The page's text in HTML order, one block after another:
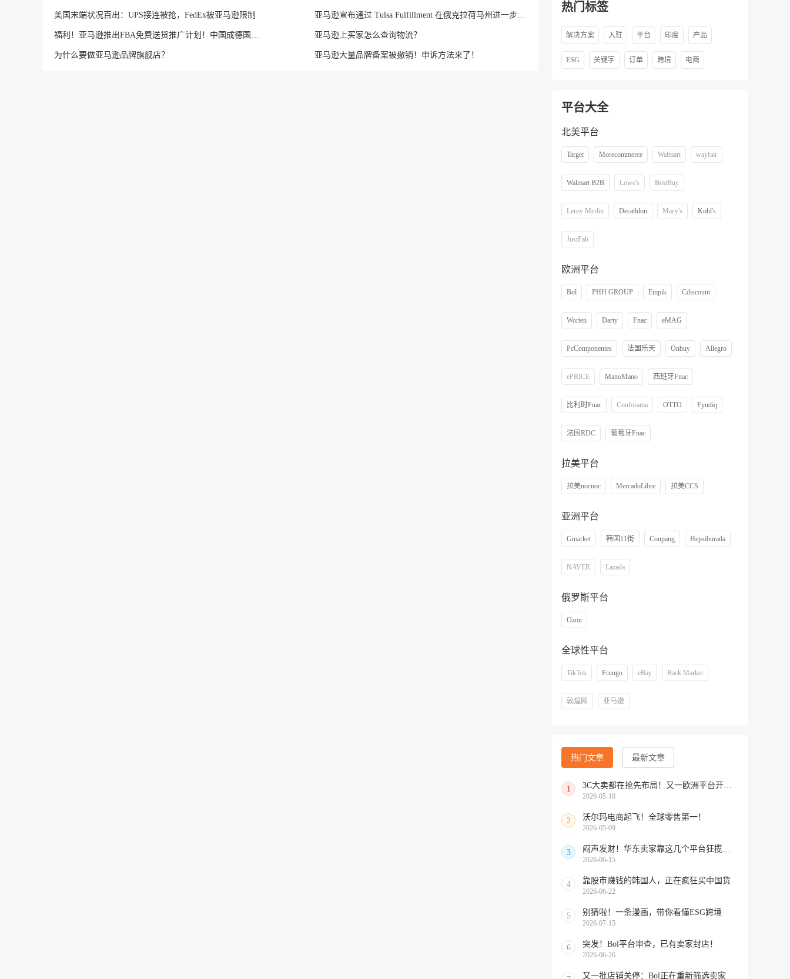
美国末端状况百出：UPS接连被抢，FedEx被亚马逊限制 亚马逊宣布通过 Tulsa Fulfillment 在俄克拉荷马州进一步扩张 中心
福利！亚马逊推出FBA免费送货推广计划！中国成德国最大出口国 亚马逊上买家怎么查询物流？
为什么要做亚马逊品牌旗舰店？ 亚马逊大量品牌备案被撤销！申诉方法来了！
热门标签
解决方案 入驻 平台 印度 产品
ESG 关键字 订单 跨境 电商
平台大全
北美平台
Target Morecommerce Walmart wayfair
Walmart B2B Lowe's BestBuy
Leroy Merlin Decathlon Macy's Kohl's
JustFab
欧洲平台
Bol PHH GROUP Empik Cdiscount
Worten Darty Fnac eMAG
PcComponentes 法国乐天 Onbuy Allegro
ePRICE ManoMano 西班牙Fnac
比利时Fnac Conforama OTTO Fyndiq
法国RDC 葡萄牙Fnac
拉美平台
拉美nocnoc MercadoLibre 拉美CCS
亚洲平台
Gmarket 韩国11街 Coupang Hepsiburada
NAVER Lazada
俄罗斯平台
Ozon
全球性平台
TikTok Fruugo eBay Back Market
敦煌网 亚马逊
热门文章 最新文章
1 3C大卖都在抢先布局！又一欧洲平台开放中国招商
2026-05-18
2 沃尔玛电商起飞！全球零售第一！
2026-05-09
3 闷声发财！华东卖家靠这几个平台狂揽北美订单，华南机会来了！
2026-06-15
4 靠股市赚钱的韩国人，正在疯狂买中国货
2026-06-22
5 别猜啦！一条漫画，带你看懂ESG跨境
2026-07-15
6 突发！Bol平台审查，已有卖家封店！
2026-06-26
又一批店铺关停：Bol正在重新筛选卖家